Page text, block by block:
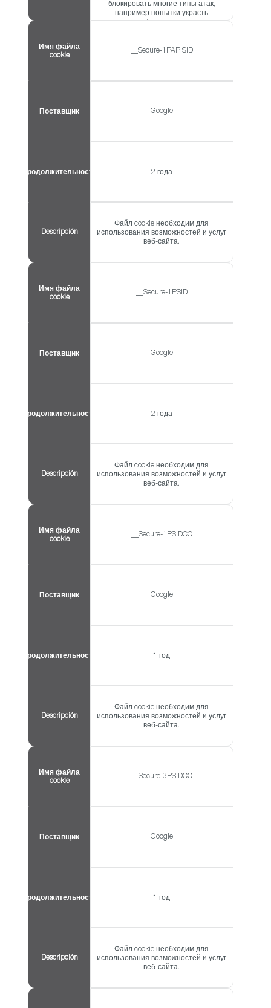
блокировать многие типы атак,
например попытки украсть
содержимое форм, отправленных в
Имя файла
cookie
Поставщик
Продолжительность
Descripción
__Secure-1PAPISID
Google
2 года
Файл cookie необходим для
использования возможностей и услуг
веб-сайта.
Имя файла
cookie
Поставщик
Продолжительность
Descripción
__Secure-1PSID
Google
2 года
Файл cookie необходим для
использования возможностей и услуг
веб-сайта.
Имя файла
cookie
Поставщик
Продолжительность
Descripción
__Secure-1PSIDCC
Google
1 год
Файл cookie необходим для
использования возможностей и услуг
веб-сайта.
Имя файла
cookie
Поставщик
Продолжительность
Descripción
__Secure-3PSIDCC
Google
1 год
Файл cookie необходим для
использования возможностей и услуг
веб-сайта.